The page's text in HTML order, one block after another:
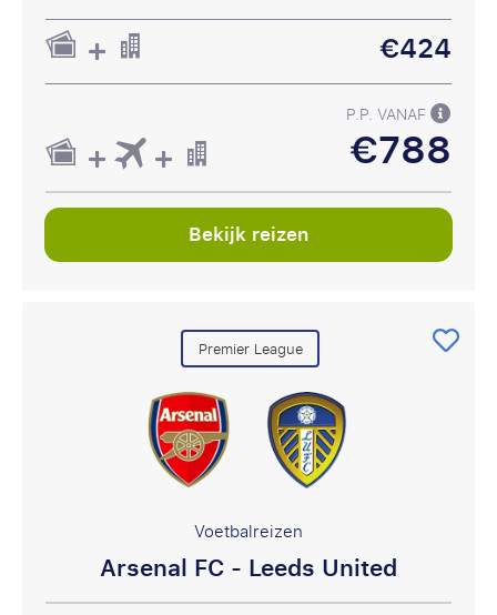
€424
P.P. VANAF
€788
Bekijk reizen
Premier League
Voetbalreizen
Arsenal FC - Leeds United